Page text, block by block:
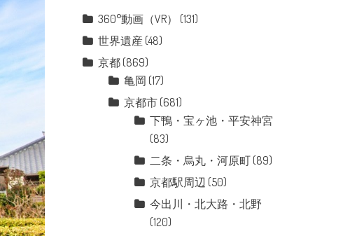
360°動画（VR）
(131)
世界遺産 (48)
京都 (869)
亀岡 (17)
京都市 (681)
下鴨・宝ヶ池・平安神宮
(83)
二条・烏丸・河原町 (89)
京都駅周辺 (50)
今出川・北大路・北野
(120)